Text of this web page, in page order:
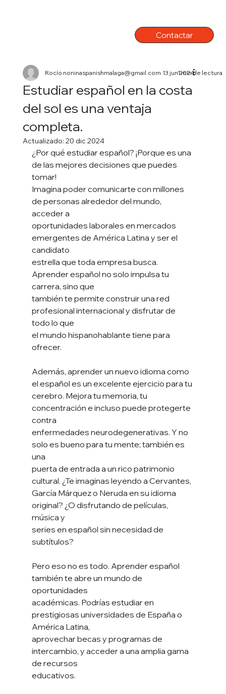
Contactar
Estudiar español en la costa
del sol es una ventaja
completa.
Rocío noninaspanishmalaga@gmail.com 13 jun 20241 min de lectura
Actualizado: 20 dic 2024
¿Por qué estudiar español? ¡Porque es una
de las mejores decisiones que puedes
tomar!
Imagina poder comunicarte con millones
de personas alrededor del mundo,
acceder a
oportunidades laborales en mercados
emergentes de América Latina y ser el
candidato
estrella que toda empresa busca.
Aprender español no solo impulsa tu
carrera, sino que
también te permite construir una red
profesional internacional y disfrutar de
todo lo que
el mundo hispanohablante tiene para
ofrecer.
Además, aprender un nuevo idioma como
el español es un excelente ejercicio para tu
cerebro. Mejora tu memoria, tu
concentración e incluso puede protegerte
contra
enfermedades neurodegenerativas. Y no
solo es bueno para tu mente; también es
una
puerta de entrada a un rico patrimonio
cultural. ¿Te imaginas leyendo a Cervantes,
García Márquez o Neruda en su idioma
original? ¿O disfrutando de películas,
música y
series en español sin necesidad de
subtítulos?
Pero eso no es todo. Aprender español
también te abre un mundo de
oportunidades
académicas. Podrías estudiar en
prestigiosas universidades de España o
América Latina,
aprovechar becas y programas de
intercambio, y acceder a una amplia gama
de recursos
educativos.